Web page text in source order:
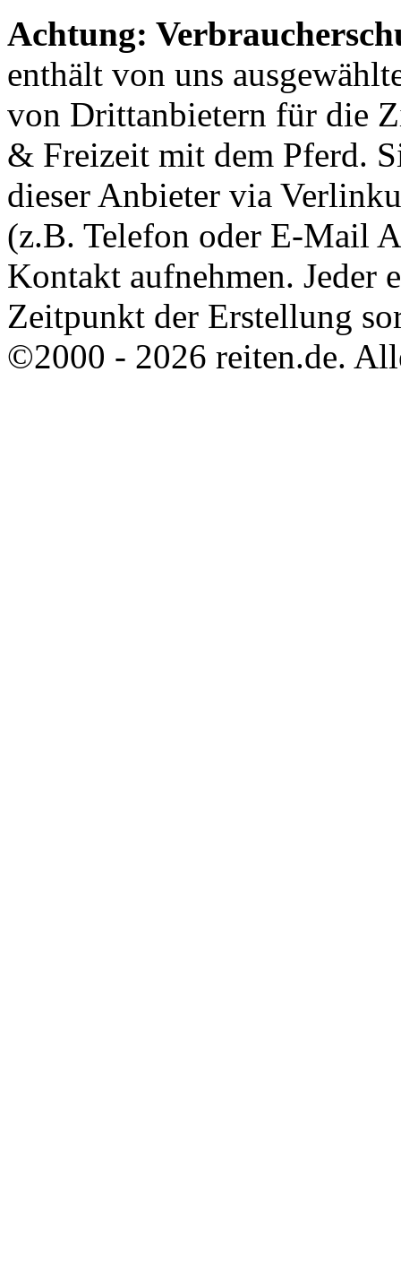
Achtung:
enthält von uns
von Drittanbietern für die
& Freizeit mit dem Pferd.
dieser Anbieter via
(z.B. Telefon oder E-Mail
Kontakt aufnehmen. Jeder
Zeitpunkt der Erstellung
©2000 - 2026 reiten.de.